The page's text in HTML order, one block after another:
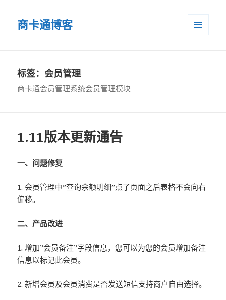
商卡通博客
标签：会员管理
商卡通会员管理系统会员管理模块
1.11版本更新通告
一、问题修复
1. 会员管理中”查询余额明细”点了页面之后表格不会向右
偏移。
二、产品改进
1. 增加”会员备注”字段信息，您可以为您的会员增加备注
信息以标记此会员。
2. 新增会员及会员消费是否发送短信支持商户自由选择。